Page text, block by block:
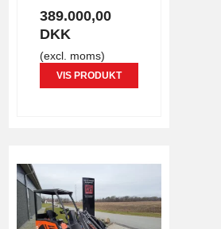
389.000,00
DKK
(excl. moms)
VIS PRODUKT